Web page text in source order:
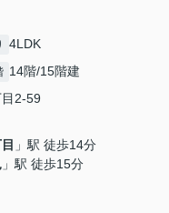
4LDK
14階/15階建
目2-59
」駅 徒歩14分
」駅 徒歩15分